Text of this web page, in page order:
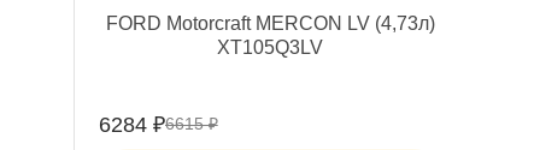
FORD Motorcraft MERCON LV (4,73л)
XT105Q3LV
6284 ₽6615 ₽